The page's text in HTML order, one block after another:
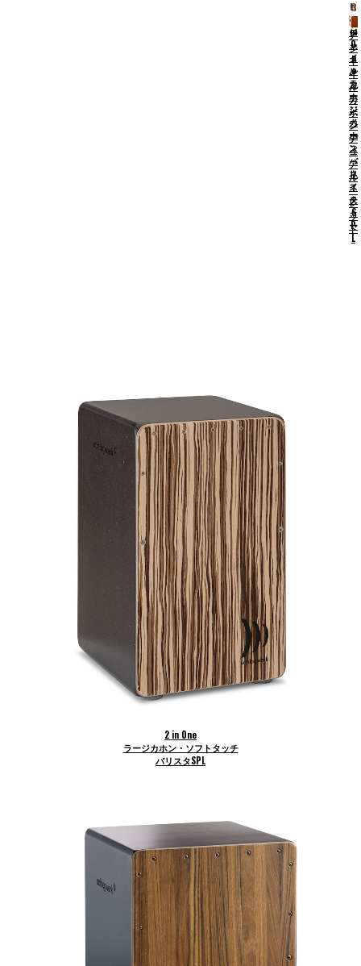
ア
ジ
ャ
イ
ル
カ
ホ
ン
ベ
ー
ス
・
ネ
イ
チ
ャ
ー
ア
ジ
ャ
イ
ル
カ
ホ
ン
デ
ュ
ア
ル
・
レ
ッ
ド
2
in
O
n
e
ラ
ー
ジ
カ
ホ
ン
バ
リ
ス
タ
S
P
L
2 in One
ラージカホン・ソフトタッチ
バリスタSPL